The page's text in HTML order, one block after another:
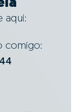
aqui:
comigo: